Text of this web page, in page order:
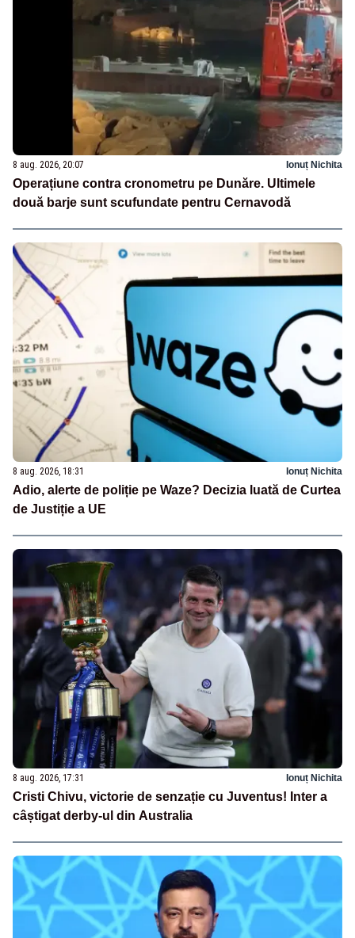
8 aug. 2026, 20:07 Ionuț Nichita
Operațiune contra cronometru pe Dunăre. Ultimele
două barje sunt scufundate pentru Cernavodă
8 aug. 2026, 18:31 Ionuț Nichita
Adio, alerte de poliție pe Waze? Decizia luată de Curtea
de Justiție a UE
8 aug. 2026, 17:31 Ionuț Nichita
Cristi Chivu, victorie de senzație cu Juventus! Inter a
câștigat derby-ul din Australia